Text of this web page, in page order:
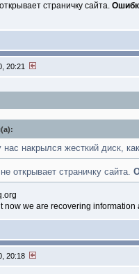
страничку сайта.
20:21
накрылся жесткий диск,
открывает страничку сайта.
now we are recovering
20:18